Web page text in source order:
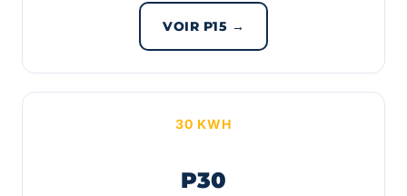
VOIR P15 →
30 KWH
P30